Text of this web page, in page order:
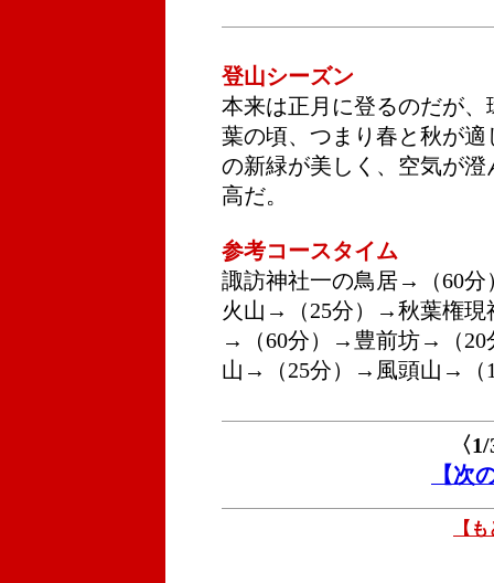
登山シーズン
本来は正月に登るのだが
葉の頃、つまり春と秋が
の新緑が美しく、空気が
高だ。
参考コースタイム
諏訪神社一の鳥居→（60
火山→（25分）→秋葉権
→（60分）→豊前坊→（
山→（25分）→風頭山→（
〈
【次
【